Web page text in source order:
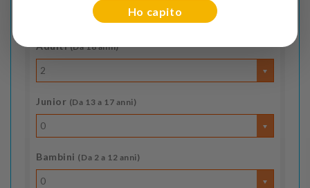
Indica il numero dei passeggeri
Adulti(Da 18 anni)
2
Junior (Da 13 a 17 anni)
0
Bambini (Da 2 a 12 anni)
0
Ho capito